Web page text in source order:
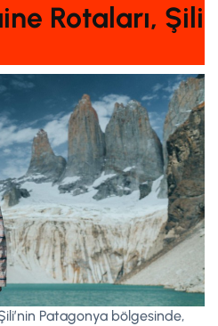
Rotaları, Şili
Patagonya bölgesinde,